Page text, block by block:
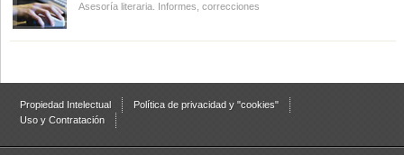
Asesoría literaria. Informes, correcciones
Propiedad Intelectual
Política de privacidad y "cookies"
Uso y Contratación